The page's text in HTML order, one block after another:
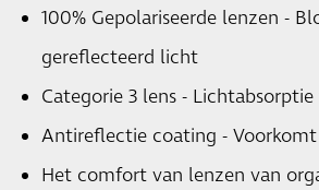
100% Gepolariseerde lenzen -
gereflecteerd licht
Categorie 3 lens -
Antireflectie coating -
Het comfort van lenzen van